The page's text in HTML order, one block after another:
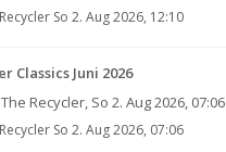
So 2. Aug 2026, 12:10
Classics Juni 2026
The Recycler, So 2. Aug 2026, 07:06
So 2. Aug 2026, 07:06